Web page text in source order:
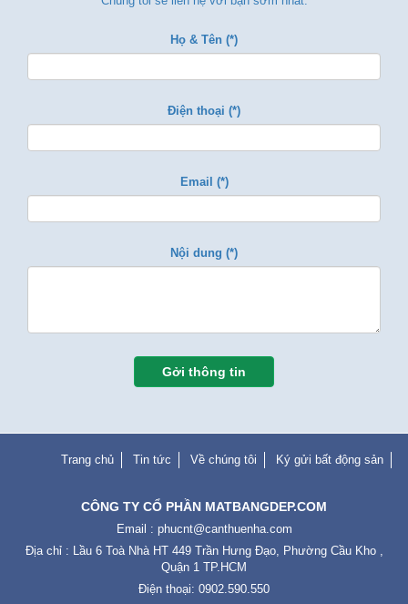
Họ & Tên (*)
Điện thoại (*)
Email (*)
Nội dung (*)
Gởi thông tin
Trang chủ Tin tức Về chúng tôi Ký gửi bất động sản
CÔNG TY CỔ PHẦN MATBANGDEP.COM
Email : phucnt@canthuenha.com
Địa chỉ : Lầu 6 Toà Nhà HT 449 Trần Hưng Đạo, Phường Cầu Kho ,
Quận 1 TP.HCM
Điện thoại: 0902.590.550